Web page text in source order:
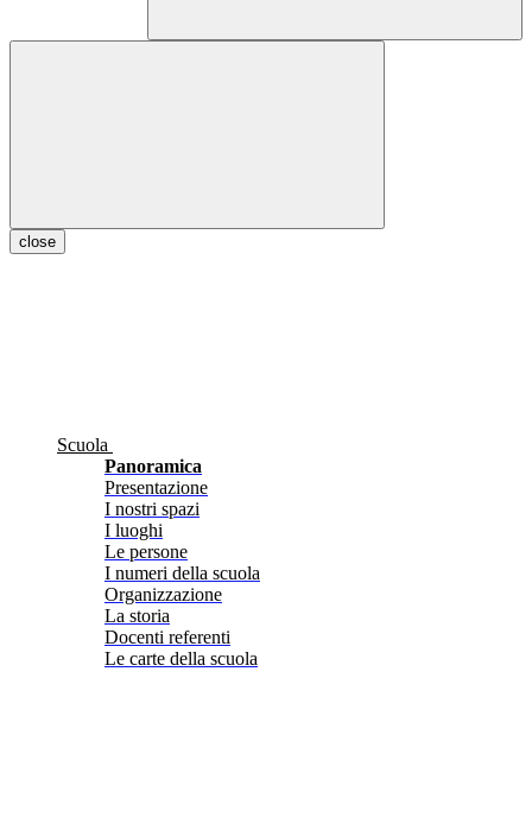
close
Scuola
Panoramica
Presentazione
I nostri spazi
I luoghi
Le persone
I numeri della scuola
Organizzazione
La storia
Docenti referenti
Le carte della scuola